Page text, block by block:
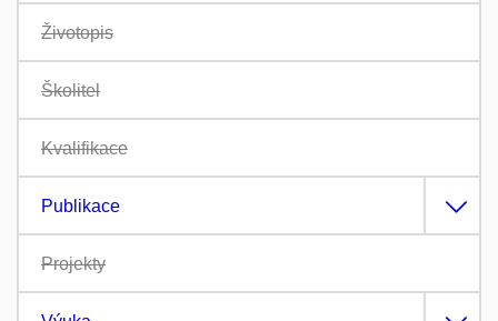
Životopis
Školitel
Kvalifikace
Publikace
Projekty